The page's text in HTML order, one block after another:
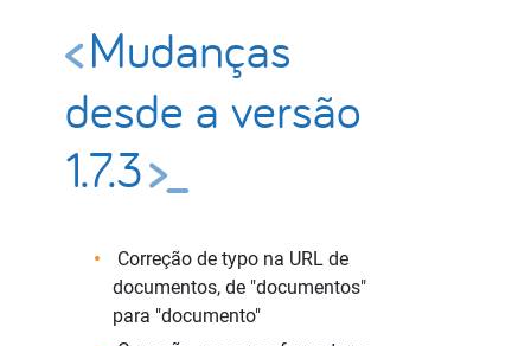
Mudanças
desde a versão
1.7.3
Correção de typo na URL de
documentos, de "documentos"
para "documento"